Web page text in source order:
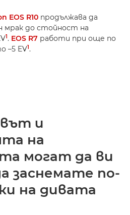
EOS R10 продължава да
мрак до стойност на
1. EOS R7 работи при още по
–5 EV1.
и
на
могат да ви
заснемате по-
на дивата